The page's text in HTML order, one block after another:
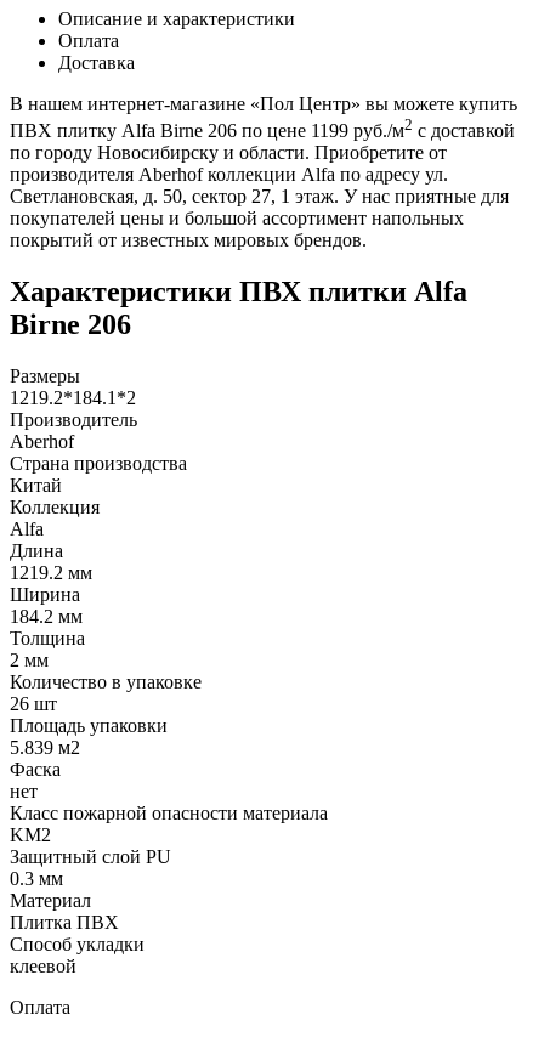
Описание и характеристики
Оплата
Доставка
В нашем интернет-магазине «Пол Центр» вы можете купить
ПВХ плитку Alfa Birne 206 по цене 1199 руб./м2 с доставкой
по городу Новосибирску и области. Приобретите от
производителя Aberhof коллекции Alfa по адресу ул.
Светлановская, д. 50, сектор 27, 1 этаж. У нас приятные для
покупателей цены и большой ассортимент напольных
покрытий от известных мировых брендов.
Характеристики ПВХ плитки Alfa
Birne 206
Размеры
1219.2*184.1*2
Производитель
Aberhof
Страна производства
Китай
Коллекция
Alfa
Длина
1219.2 мм
Ширина
184.2 мм
Толщина
2 мм
Количество в упаковке
26 шт
Площадь упаковки
5.839 м2
Фаска
нет
Класс пожарной опасности материала
KM2
Защитный слой PU
0.3 мм
Материал
Плитка ПВХ
Способ укладки
клеевой
Оплата